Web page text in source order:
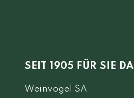
SEIT 1905 FÜR SIE DA
Weinvogel SA